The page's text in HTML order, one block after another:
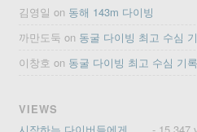
김영일 on 동해 143m 다이빙
까만도둑 on 동굴 다이빙 최고 수심
이창호 on 동굴 다이빙 최고 수심 기
VIEWS